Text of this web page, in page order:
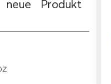
neue Produkt